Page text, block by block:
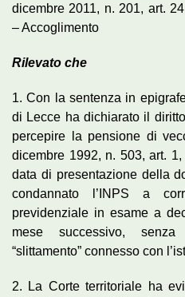
dicembre 2011, n. 201, art.
– Accoglimento
Rilevato che
1. Con la sentenza in
di Lecce ha dichiarato il
percepire la pensione di
dicembre 1992, n. 503, art.
data di presentazione della
condannato l’INPS a
previdenziale in esame a
mese successivo,
“slittamento” connesso con
2. La Corte territoriale ha